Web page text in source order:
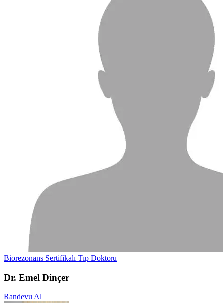
Biorezonans Sertifikalı Tıp Doktoru
Dr. Emel Dinçer
Randevu Al